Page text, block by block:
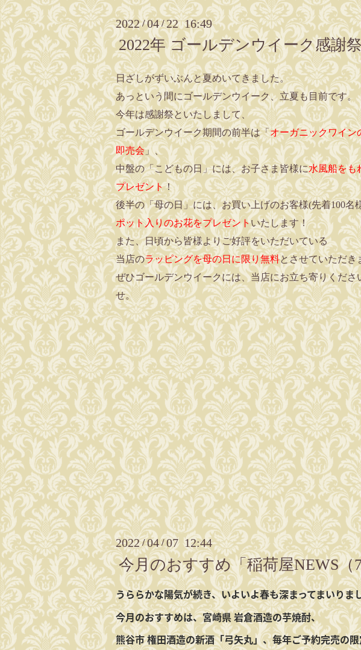
2022/04/22 16:49
2022年 ゴールデンウイーク感謝祭
日ざしがずいぶんと夏めいてきました。
あっという間にゴールデンウイーク、立夏も目前です。
今年は感謝祭といたしまして、
ゴールデンウイーク期間の前半は「オーガニックワイン
即売会」、
中盤の「こどもの日」には、お子さま皆様に水風船をも
プレゼント！
後半の「母の日」には、お買い上げのお客様(先着100名
ポット入りのお花をプレゼントいたします！
また、日頃から皆様よりご好評をいただいている
当店のラッピングを母の日に限り無料とさせていただき
ぜひゴールデンウイークには、当店にお立ち寄りくださ
せ。
2022/04/07 12:44
今月のおすすめ「稲荷屋NEWS
うららかな陽気が続き、いよいよ春も深まってまいりま
今月のおすすめは、宮崎県 岩倉酒造の芋焼酎、
熊谷市 権田酒造の新酒「弓矢丸」、毎年ご予約完売の